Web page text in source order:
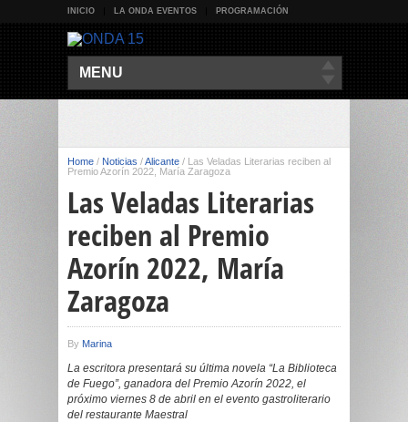
INICIO LA ONDA EVENTOS PROGRAMACIÓN
MENU
Home / Noticias /Alicante / Las Veladas Literarias reciben al
Premio Azorín 2022, María Zaragoza
Las Veladas Literarias
reciben al Premio
Azorín 2022, María
Zaragoza
By Marina
La escritora presentará su última novela “La Biblioteca
de Fuego”, ganadora del Premio Azorín 2022, el
próximo viernes 8 de abril en el evento gastroliterario
del restaurante Maestral